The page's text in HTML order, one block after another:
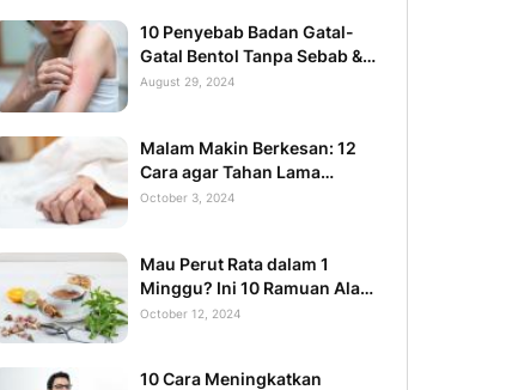
10 Penyebab Badan Gatal-
Gatal Bentol Tanpa Sebab &
Solusinya
August 29, 2024
Malam Makin Berkesan: 12
Cara agar Tahan Lama
Berjam-jam
October 3, 2024
Mau Perut Rata dalam 1
Minggu? Ini 10 Ramuan Alami
yang Bisa Anda Coba!
October 12, 2024
10 Cara Meningkatkan